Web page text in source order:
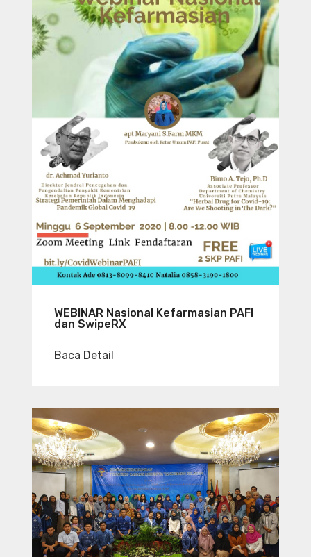
WEBINAR Nasional Kefarmasian PAFI
dan SwipeRX
Baca Detail